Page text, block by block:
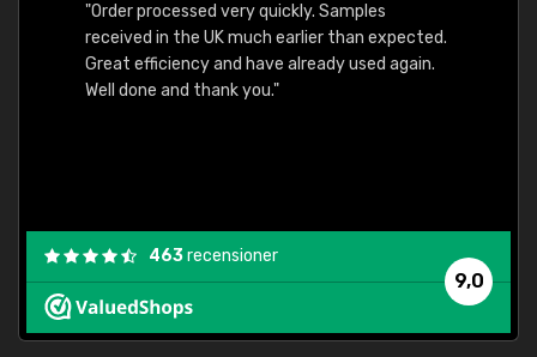
"Order processed very quickly. Samples
received in the UK much earlier than expected.
Great efficiency and have already used again.
Well done and thank you."
9,0
463recensioner